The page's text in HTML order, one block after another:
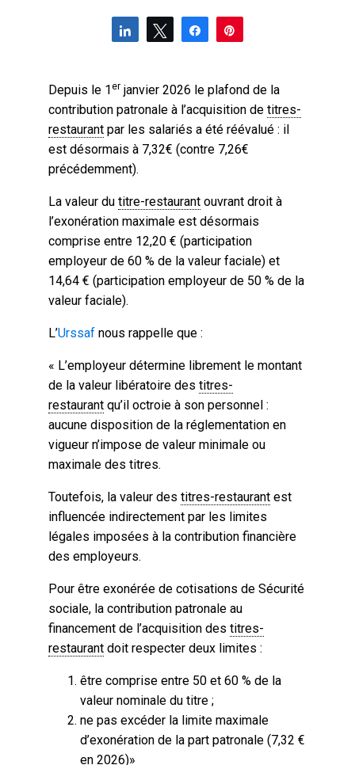
Partagez Tweetez Partagez
Depuis le 1erjanvier 2026 le plafond de la
contribution patronale à l’acquisition de titres-
restaurantpar les salariés a été réévalué : il
est désormais à 7,32€ (contre 7,26€
précédemment).
La valeur du titre-restaurantouvrant droit à
l’exonération maximale est désormais
comprise entre 12,20 € (participation
employeur de 60 % de la valeur faciale) et
14,64 € (participation employeur de 50 % de la
valeur faciale).
L’Urssafnous rappelle que :
« L’employeur détermine librement le montant
de la valeur libératoire des titres-
restaurantqu’il octroie à son personnel :
aucune disposition de la réglementation en
vigueur n’impose de valeur minimale ou
maximale des titres.
Toutefois, la valeur des titres-restaurantest
influencée indirectement par les limites
légales imposées à la contribution financière
des employeurs.
Pour être exonérée de cotisations de Sécurité
sociale, la contribution patronale au
financement de l’acquisition des titres-
restaurantdoit respecter deux limites :
être comprise entre 50 et 60 % de la
valeur nominale du titre ;
ne pas excéder la limite maximale
d’exonération de la part patronale (7,32 €
en 2026)»